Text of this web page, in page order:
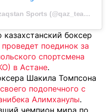
Публикация от Home of Qazaqstan Sports (@qaz_team_official)
казахстанский боксер
поединок за
спортсмена
в Астане.
Шакила Томпсона
подопечного с
Алимханулы.